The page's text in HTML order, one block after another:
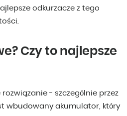
odkurzacze z tego
Czy to najlepsze
- szczególnie przez
wbudowany akumulator, który